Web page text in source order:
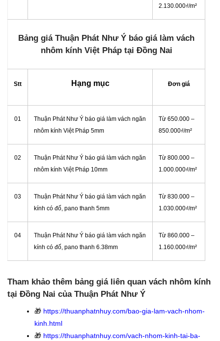
2.130.000₫/m²
Bảng giá Thuận Phát Như Ý báo giá làm vách
nhôm kính Việt Pháp tại Đồng Nai
Stt Hạng mục Đơn giá
01 Thuận Phát Như Ý báo giá làm vách ngăn
nhôm kính Việt Pháp 5mm
Từ 650.000 –
850.000₫/m²
02 Thuận Phát Như Ý báo giá làm vách ngăn
nhôm kính Việt Pháp 10mm
Từ 800.000 –
1.000.000₫/m²
03 Thuận Phát Như Ý báo giá làm vách ngăn
kính có đố, pano thanh 5mm
Từ 830.000 –
1.030.000₫/m²
04 Thuận Phát Như Ý báo giá làm vách ngăn
kính có đố, pano thanh 6.38mm
Từ 860.000 –
1.160.000₫/m²
Tham khảo thêm bảng giá liên quan vách nhôm kính
tại Đồng Nai của Thuận Phát Như Ý
🎁 https://thuanphatnhuy.com/bao-gia-lam-vach-nhom-
kinh.html
🎁 https://thuanphatnhuy.com/vach-nhom-kinh-tai-ba-